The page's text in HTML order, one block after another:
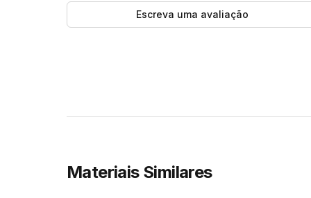
Escreva uma avaliação
Materiais Similares